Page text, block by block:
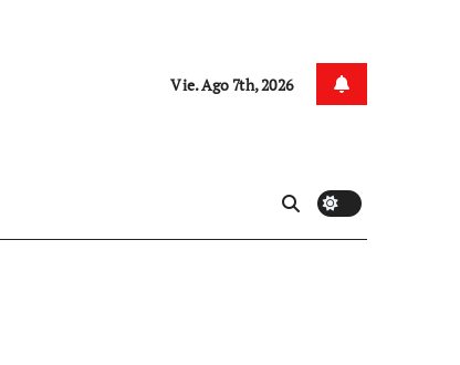
Vie. Ago 7th, 2026